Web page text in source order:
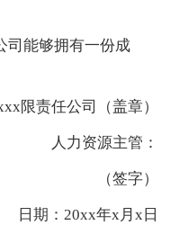
司能够拥有一份成
责任公司（盖章）
人力资源主管：
（签字）
期：20xx年x月x日